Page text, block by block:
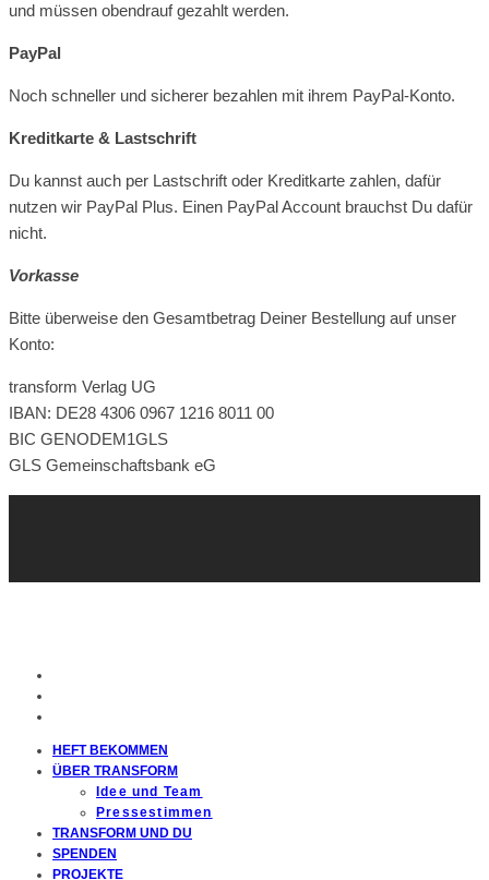
und müssen obendrauf gezahlt werden.
PayPal
Noch schneller und sicherer bezahlen mit ihrem PayPal-Konto.
Kreditkarte & Lastschrift
Du kannst auch per Lastschrift oder Kreditkarte zahlen, dafür
nutzen wir PayPal Plus. Einen PayPal Account brauchst Du dafür
nicht.
Vorkasse
Bitte überweise den Gesamtbetrag Deiner Bestellung auf unser
Konto:
transform Verlag UG
IBAN: DE28 4306 0967 1216 8011 00
BIC GENODEM1GLS
GLS Gemeinschaftsbank eG
HEFT BEKOMMEN
ÜBER TRANSFORM
Idee und Team
Pressestimmen
TRANSFORM UND DU
SPENDEN
PROJEKTE